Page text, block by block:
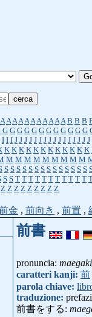
A A A A A A A A A A A B B B
G G G G G G G G G G G G
I I I J J J J J J J J J J J J J J J J
K K K K K K K K K K K K
M M M M M M M M M
S S S S S S S S S S S S S S
S S T T T T T T T T T T T
Z Z Z Z Z Z Z Z Z
金 , 前向き , 前置 ,
前書
pronuncia: maegaki
caratteri kanji: 前
parola chiave:
traduzione:
前書をする: